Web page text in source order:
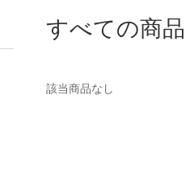
すべての商品
該当商品なし